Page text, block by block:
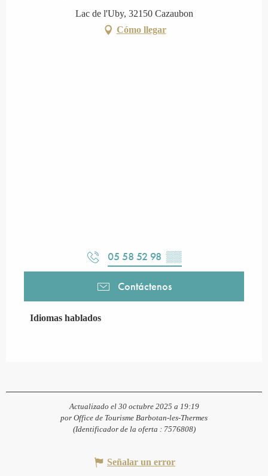
Lac de l'Uby, 32150 Cazaubon
Cómo llegar
05 58 52 98 ▒▒
Contáctenos
Idiomas hablados
Idiomas hablados
Actualizado el 30 octubre 2025 a 19:19
por Office de Tourisme Barbotan-les-Thermes
(Identificador de la oferta : 7576808)
Señalar un error